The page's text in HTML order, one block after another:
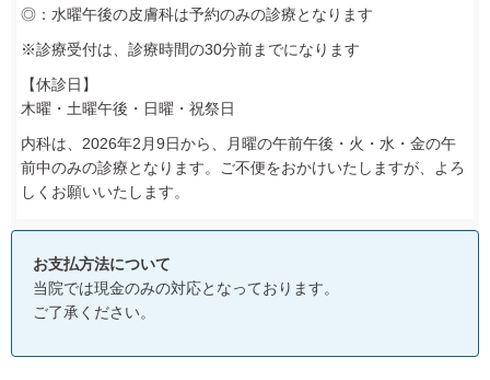
◎：水曜午後の皮膚科は予約のみの診療となります
※診療受付は、診療時間の30分前までになります
【休診日】
木曜・土曜午後・日曜・祝祭日
内科は、2026年2月9日から、月曜の午前午後・火・水・金の午
前中のみの診療となります。ご不便をおかけいたしますが、よろ
しくお願いいたします。
お支払方法について
当院では現金のみの対応となっております。
ご了承ください。